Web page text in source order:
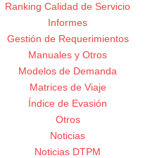
Ranking Calidad de Servicio
Informes
Gestión de Requerimientos
Manuales y Otros
Modelos de Demanda
Matrices de Viaje
Índice de Evasión
Otros
Noticias
Noticias DTPM